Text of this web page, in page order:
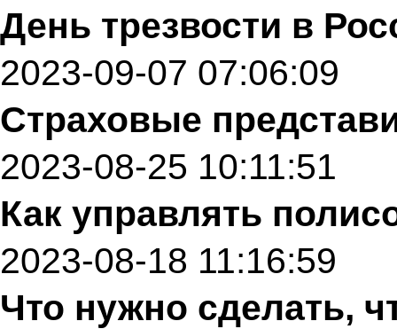
День трезвости в
2023-09-07 07:06:09
Страховые
2023-08-25 10:11:51
Как управлять
2023-08-18 11:16:59
Что нужно сделать,